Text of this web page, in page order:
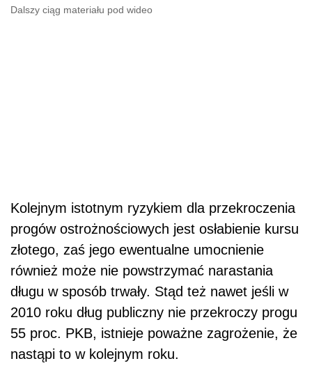
Dalszy ciąg materiału pod wideo
Kolejnym istotnym ryzykiem dla przekroczenia
progów ostrożnościowych jest osłabienie kursu
złotego, zaś jego ewentualne umocnienie
również może nie powstrzymać narastania
długu w sposób trwały. Stąd też nawet jeśli w
2010 roku dług publiczny nie przekroczy progu
55 proc. PKB, istnieje poważne zagrożenie, że
nastąpi to w kolejnym roku.